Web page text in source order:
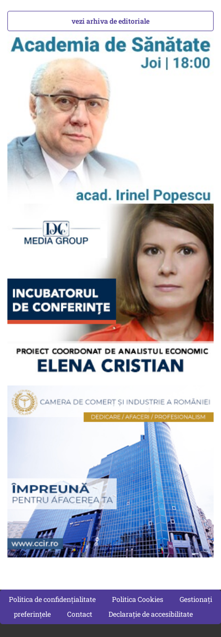
vezi arhiva de editoriale
Politica de confidențialitate Politica Cookies
Gestionați
preferințele
Contact Declarație de accesibilitate